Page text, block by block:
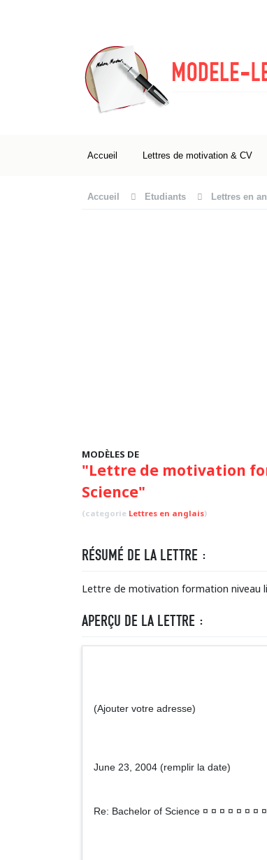
Accueil Lettres de motivation & CV
Accueil Etudiants Lettres en
MODÈLES DE
"Lettre de motivation
Science"
(categorie Lettres en anglais)
RÉSUMÉ DE LA LETTRE :
Lettre de motivation formation niveau
APERÇU DE LA LETTRE :
(Ajouter votre adresse)
June 23, 2004 (remplir la date)
Re: Bachelor of Science ¤ ¤ ¤ ¤ ¤ ¤ ¤